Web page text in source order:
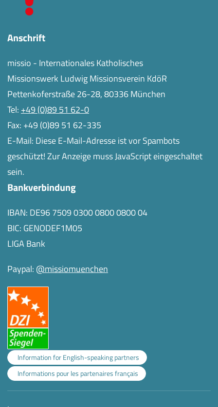
Anschrift
missio - Internationales Katholisches
Missionswerk Ludwig Missionsverein KdöR
Pettenkoferstraße 26-28, 80336 München
Tel: +49 (0)89 51 62-0
Fax: +49 (0)89 51 62-335
E-Mail: Diese E-Mail-Adresse ist vor Spambots
geschützt! Zur Anzeige muss JavaScript eingeschaltet
sein.
Bankverbindung
IBAN: DE96 7509 0300 0800 0800 04
BIC: GENODEF1M05
LIGA Bank
Paypal: @missiomuenchen
Information for English-speaking partners
Informations pour les partenaires français